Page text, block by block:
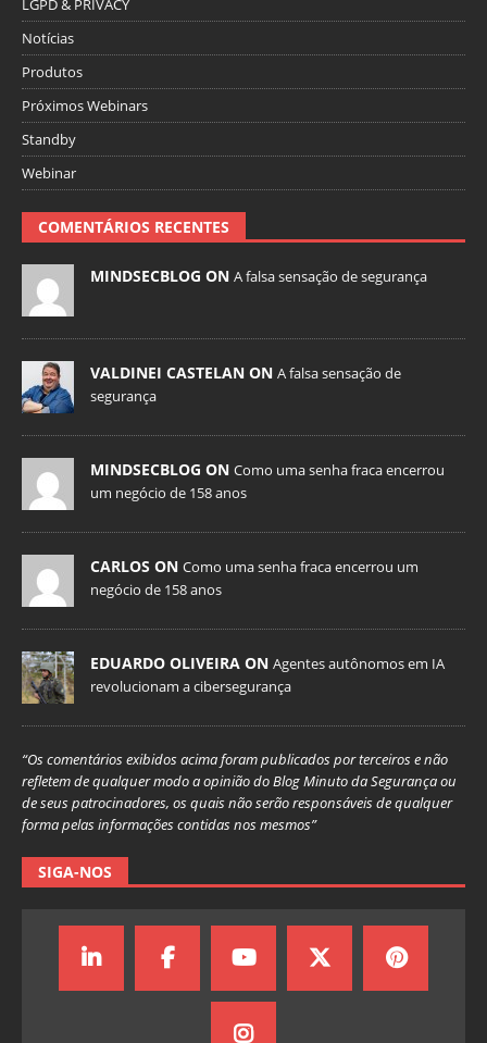
LGPD & PRIVACY
Notícias
Produtos
Próximos Webinars
Standby
Webinar
COMENTÁRIOS RECENTES
MINDSECBLOG ON A falsa sensação de segurança
VALDINEI CASTELAN ON A falsa sensação de
segurança
MINDSECBLOG ON Como uma senha fraca encerrou
um negócio de 158 anos
CARLOS ON Como uma senha fraca encerrou um
negócio de 158 anos
EDUARDO OLIVEIRA ON Agentes autônomos em IA
revolucionam a cibersegurança
“Os comentários exibidos acima foram publicados por terceiros e não
refletem de qualquer modo a opinião do Blog Minuto da Segurança ou
de seus patrocinadores, os quais não serão responsáveis de qualquer
forma pelas informações contidas nos mesmos”
SIGA-NOS